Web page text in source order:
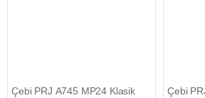
Çebi PRJ A745 MP24 Klasik
Çebi